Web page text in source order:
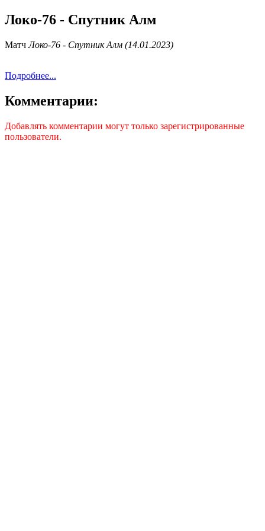
Локо-76 - Спутник Алм
МатчЛоко-76 - Спутник Алм (14.01.2023)
Подробнее...
Комментарии:
Добавлять комментарии могут только зарегистрированные
пользователи.